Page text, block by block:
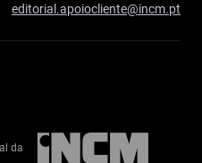
editorial.apoiocliente@incm.pt
da